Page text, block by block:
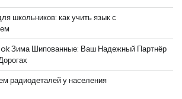
школьников: как учить язык с
Зима Шипованные: Ваш Надежный Партнёр
радиодеталей у населения